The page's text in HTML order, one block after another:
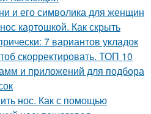
и его символика для женщин
картошкой. Как скрыть
7 вариантов укладок
скорректировать. ТОП 10
и приложений для подбора
нос. Как с помощью